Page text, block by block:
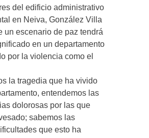
del edificio administrativo
en Neiva, González Villa
un escenario de paz tendrá
en un departamento
por la violencia como el
la tragedia que ha vivido
entendemos las
dolorosas por las que
sabemos las
que esto ha